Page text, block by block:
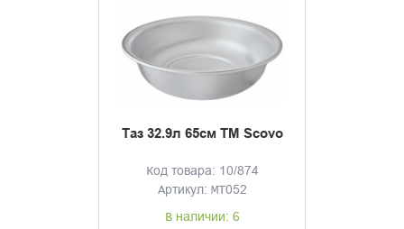
Таз 32.9л 65см ТМ Scovo
Код товара: 10/874
Артикул: МТ052
В наличии: 6